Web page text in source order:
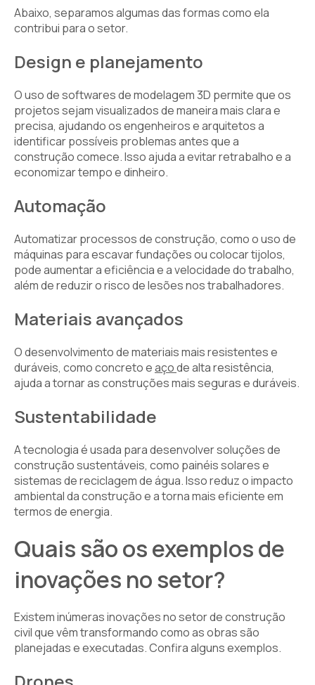
Abaixo, separamos algumas das formas como ela
contribui para o setor.
Design e planejamento
O uso de softwares de modelagem 3D permite que os
projetos sejam visualizados de maneira mais clara e
precisa, ajudando os engenheiros e arquitetos a
identificar possíveis problemas antes que a
construção comece. Isso ajuda a evitar retrabalho e a
economizar tempo e dinheiro.
Automação
Automatizar processos de construção, como o uso de
máquinas para escavar fundações ou colocar tijolos,
pode aumentar a eficiência e a velocidade do trabalho,
além de reduzir o risco de lesões nos trabalhadores.
Materiais avançados
O desenvolvimento de materiais mais resistentes e
duráveis, como concreto eaçode alta resistência,
ajuda a tornar as construções mais seguras e duráveis.
Sustentabilidade
A tecnologia é usada para desenvolver soluções de
construção sustentáveis, como painéis solares e
sistemas de reciclagem de água. Isso reduz o impacto
ambiental da construção e a torna mais eficiente em
termos de energia.
Quais são os exemplos de
inovações no setor?
Existem inúmeras inovações no setor de construção
civil que vêm transformando como as obras são
planejadas e executadas. Confira alguns exemplos.